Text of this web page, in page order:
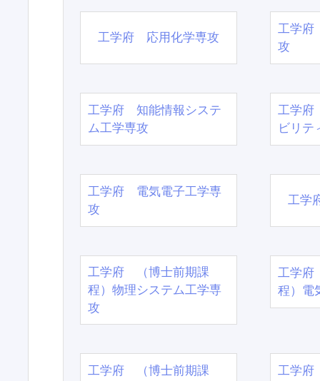
工学府 応用化学専攻
工学府
攻
工学府 知能情報システ
ム工学専攻
工学府
ビリテ
工学府 電気電子工学専
攻
工学
工学府 （博士前期課
程）物理システム工学専
攻
工学
程）電
工学府 （博士前期課
工学